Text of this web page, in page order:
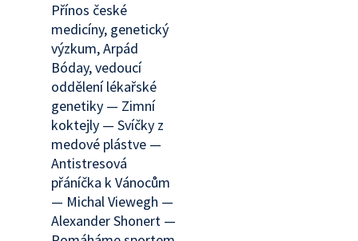
Přínos české
medicíny, genetický
výzkum, Arpád
Bóday, vedoucí
oddělení lékařské
genetiky — Zimní
koktejly — Svíčky z
medové plástve —
Antistresová
přáníčka k Vánocům
— Michal Viewegh —
Alexander Shonert —